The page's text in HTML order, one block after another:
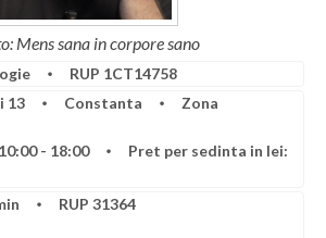
Mens sana in corpore sano
RUP 1CT14758
13
Constanta
Zona
- 18:00
Pret per sedinta in lei:
RUP 31364